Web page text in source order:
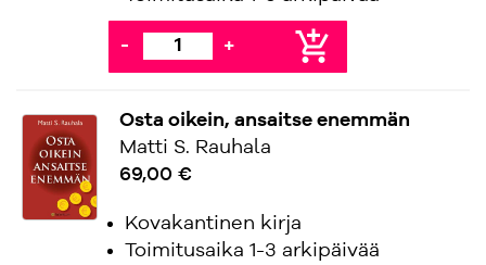
- + add_shopping_cart
Osta oikein, ansaitse enemmän
Matti S. Rauhala
69,00 €
Kovakantinen kirja
Toimitusaika 1-3 arkipäivää